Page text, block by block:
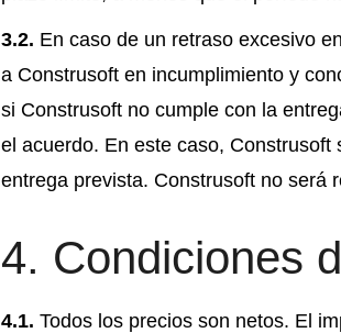
3.2. En caso de un retraso excesivo
a Construsoft en incumplimiento y
si Construsoft no cumple con la
el acuerdo. En este caso,
entrega prevista. Construsoft no será
4. Condiciones
4.1. Todos los precios son netos. El